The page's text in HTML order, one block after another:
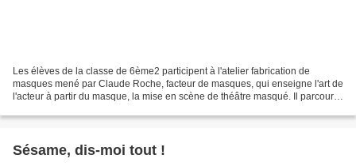
Les élèves de la classe de 6ème2 participent à l'atelier fabrication de
masques mené par Claude Roche, facteur de masques, qui enseigne l'art de
l'acteur à partir du masque, la mise en scène de théâtre masqué. Il parcourt
Sésame, dis-moi tout !